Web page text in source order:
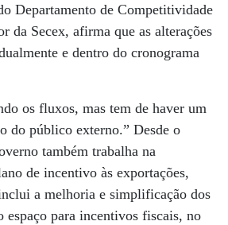
Departamento de Competitividade
da Secex, afirma que as alterações
e dentro do cronograma
os fluxos, mas tem de haver um
do público externo.” Desde o
também trabalha na
de incentivo às exportações,
a melhoria e simplificação dos
espaço para incentivos fiscais, no